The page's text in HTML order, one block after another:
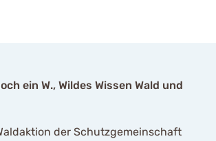
ein W., Wildes Wissen Wald und
der Schutzgemeinschaft